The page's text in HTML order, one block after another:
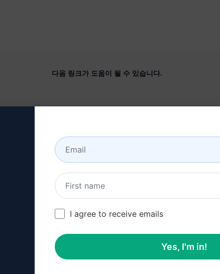
다음 링크가 도움이 될 수 있습니다.
회사
산업 분야 (en)
제너레이티브 AI
솔로 요금제 (en)
팀 요금제 (en)
블로그 (en)
도움말 센터
상태 (en)
I agree to receive emails
Yes, I'm in!